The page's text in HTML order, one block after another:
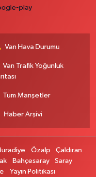
NO:57Çağdaş fırının
Van Hava Durumu
Van Trafik Yoğunluk
Tüm Manşetler
Haber Arşivi
Özalp
Çaldıran
Bahçesaray
Saray
Yayın Politikası